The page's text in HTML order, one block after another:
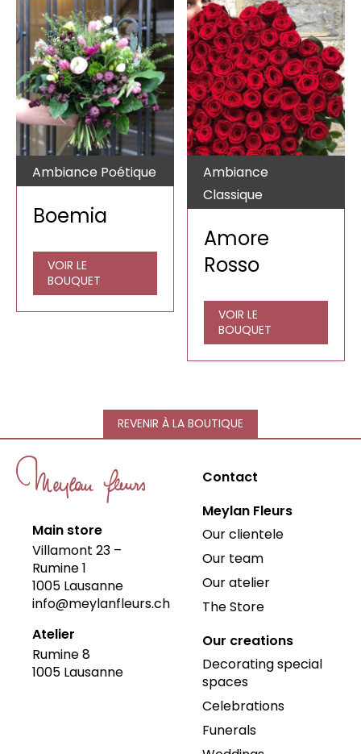
Ambiance Poétique
Boemia
VOIR LE
BOUQUET
Ambiance
Classique
Amore
Rosso
VOIR LE
BOUQUET
REVENIR À LA BOUTIQUE
Main store
Villamont 23 –
Rumine 1
1005 Lausanne
info@meylanfleurs.ch
Atelier
Rumine 8
1005 Lausanne
Contact
Meylan Fleurs
Our clientele
Our team
Our atelier
The Store
Our creations
Decorating special
spaces
Celebrations
Funerals